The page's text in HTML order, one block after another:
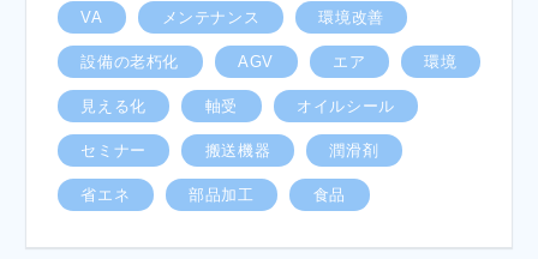
VA メンテナンス 環境改善
設備の老朽化 AGV エア 環境
見える化 軸受 オイルシール
セミナー 搬送機器 潤滑剤
省エネ 部品加工 食品